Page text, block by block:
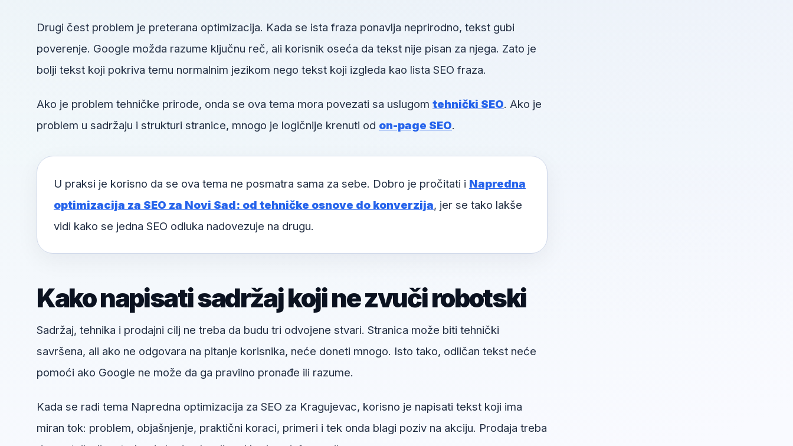
Drugi čest problem je preterana optimizacija. Kada se ista fraza ponavlja neprirodno, tekst gubi
poverenje. Google možda razume ključnu reč, ali korisnik oseća da tekst nije pisan za njega. Zato je
bolji tekst koji pokriva temu normalnim jezikom nego tekst koji izgleda kao lista SEO fraza.
Ako je problem tehničke prirode, onda se ova tema mora povezati sa uslugom tehnički SEO. Ako je
problem u sadržaju i strukturi stranice, mnogo je logičnije krenuti od on-page SEO.
U praksi je korisno da se ova tema ne posmatra sama za sebe. Dobro je pročitati i Napredna
optimizacija za SEO za Novi Sad: od tehničke osnove do konverzija, jer se tako lakše
vidi kako se jedna SEO odluka nadovezuje na drugu.
Kako napisati sadržaj koji ne zvuči robotski
Sadržaj, tehnika i prodajni cilj ne treba da budu tri odvojene stvari. Stranica može biti tehnički
savršena, ali ako ne odgovara na pitanje korisnika, neće doneti mnogo. Isto tako, odličan tekst neće
pomoći ako Google ne može da ga pravilno pronađe ili razume.
Kada se radi tema Napredna optimizacija za SEO za Kragujevac, korisno je napisati tekst koji ima
miran tok: problem, objašnjenje, praktični koraci, primeri i tek onda blagi poziv na akciju. Prodaja treba